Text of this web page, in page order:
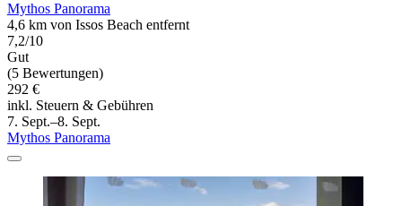
Mythos Panorama
4,6 km von Issos Beach entfernt
7,2/10
Gut
(5 Bewertungen)
292 €
inkl. Steuern & Gebühren
7. Sept.–8. Sept.
Mythos Panorama